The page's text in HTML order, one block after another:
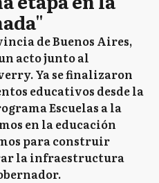
de Buenos Aires,
acto junto al
Ya se finalizaron
educativos desde la
Escuelas a la
en la educación
para construir
la infraestructura